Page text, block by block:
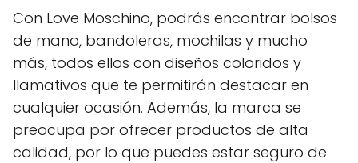
Con Love Moschino, podrás encontrar bolsos
de mano, bandoleras, mochilas y mucho
más, todos ellos con diseños coloridos y
llamativos que te permitirán destacar en
cualquier ocasión. Además, la marca se
preocupa por ofrecer productos de alta
calidad, por lo que puedes estar seguro de